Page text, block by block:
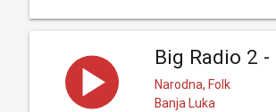
Big Radio 2
Narodna, Folk
Banja Luka